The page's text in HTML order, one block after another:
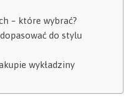
– które wybrać?
do stylu
wykładziny